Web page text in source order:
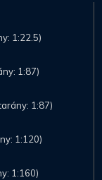
1:22.5)
1:87)
1:87)
1:120)
1:160)